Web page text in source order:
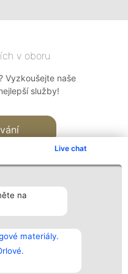
Live chat
na
materiály.
v oboru
Vyzkoušejte naše
služby!
Kontakt